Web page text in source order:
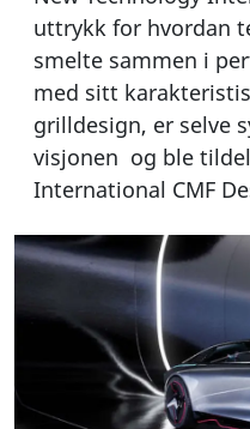
uttrykk for hvordan
smelte sammen i
med sitt
grilldesign, er selve
visjonen og ble
International CMF